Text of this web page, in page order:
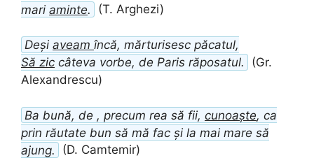
mari aminte. (T. Arghezi)
Deși aveam încă, mărturisesc păcatul,
Să zic câteva vorbe, de Paris răposatul.
(Gr.
Alexandrescu)
Ba bună, de , precum rea să fii, cunoaște, ca
prin răutate bun să mă fac și la mai mare să
ajung.
(D. Camtemir)